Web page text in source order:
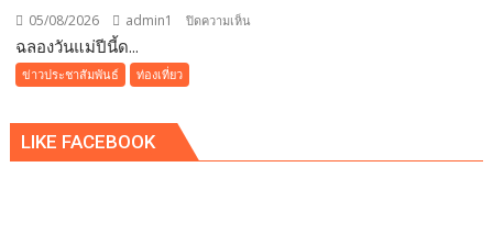
05/08/2026 admin1 ปิดความเห็น
ด้วย
ฉลองวันแม่ปีนี้ด...
ข่าวประชาสัมพันธ์ ท่องเที่ยว
LIKE FACEBOOK